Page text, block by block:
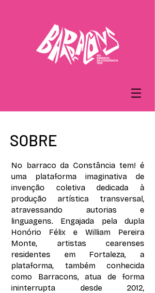
SOBRE
No barraco da Constância tem! é
uma plataforma imaginativa de
invenção coletiva dedicada à
produção artística transversal,
atravessando autorias e
linguagens. Engajada pela dupla
Honório Félix e William Pereira
Monte, artistas cearenses
residentes em Fortaleza, a
plataforma, também conhecida
como Barracons, atua de forma
ininterrupta desde 2012,